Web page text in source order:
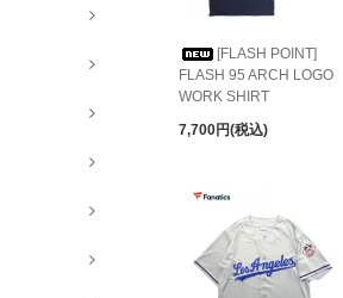
[FLASH POINT]
FLASH 95 ARCH LOGO
WORK SHIRT
7,700円(税込)